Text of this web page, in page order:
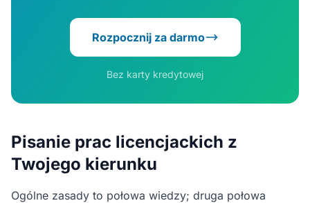
Rozpocznij za darmo
Bez karty kredytowej
Pisanie prac licencjackich z
Twojego kierunku
Ogólne zasady to połowa wiedzy; druga połowa